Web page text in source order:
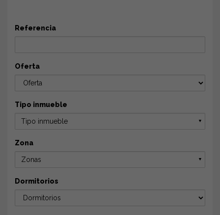
Referencia
Oferta
Tipo inmueble
Tipo inmueble ▼
Zona
Zonas ▼
Dormitorios